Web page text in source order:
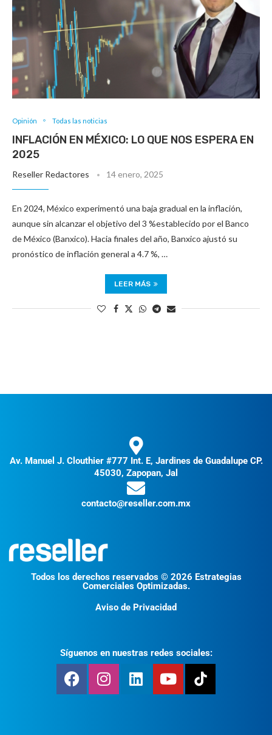
Opinión Todas las noticias
INFLACIÓN EN MÉXICO: LO QUE NOS ESPERA EN
2025
Reseller Redactores 14 enero, 2025
En 2024, México experimentó una baja gradual en la inflación,
aunque sin alcanzar el objetivo del 3 %establecido por el Banco
de México (Banxico). Hacia finales del año, Banxico ajustó su
pronóstico de inflación general a 4.7 %, …
LEER MÁS
Av. Manuel J. Clouthier #777 Int. E, Jardines de Guadalupe CP.
45030, Zapopan, Jal
contacto@reseller.com.mx
Todos los derechos reservados © 2026 Estrategias
Comerciales Optimizadas.
Aviso de Privacidad
Síguenos en nuestras redes sociales: